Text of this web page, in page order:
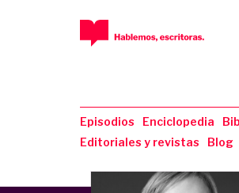
Episodios Enciclopedia
Editoriales y revistas
Blog